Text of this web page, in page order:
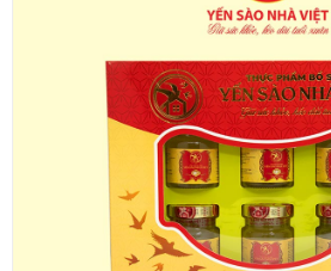
Yến sào Nhà Việt 20%
Yến sào Nhà Việt 18%